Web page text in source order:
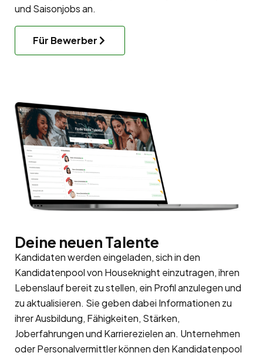
und Saisonjobs an.
Für Bewerber
Deine neuen Talente
Kandidaten werden eingeladen, sich in den
Kandidatenpoolvon Houseknight einzutragen, ihren
Lebenslauf bereit zu stellen, ein Profil anzulegen und
zu aktualisieren. Sie geben dabei Informationen zu
ihrer Ausbildung, Fähigkeiten, Stärken,
Joberfahrungen und Karrierezielen an. Unternehmen
oder Personalvermittler können den Kandidatenpool